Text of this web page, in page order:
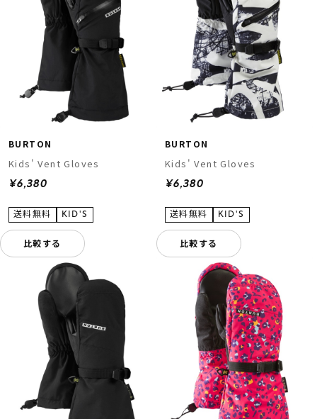
BURTON
Kids' Vent Gloves
¥6,380
比較する
BURTON
Kids' Vent Gloves
¥6,380
比較する